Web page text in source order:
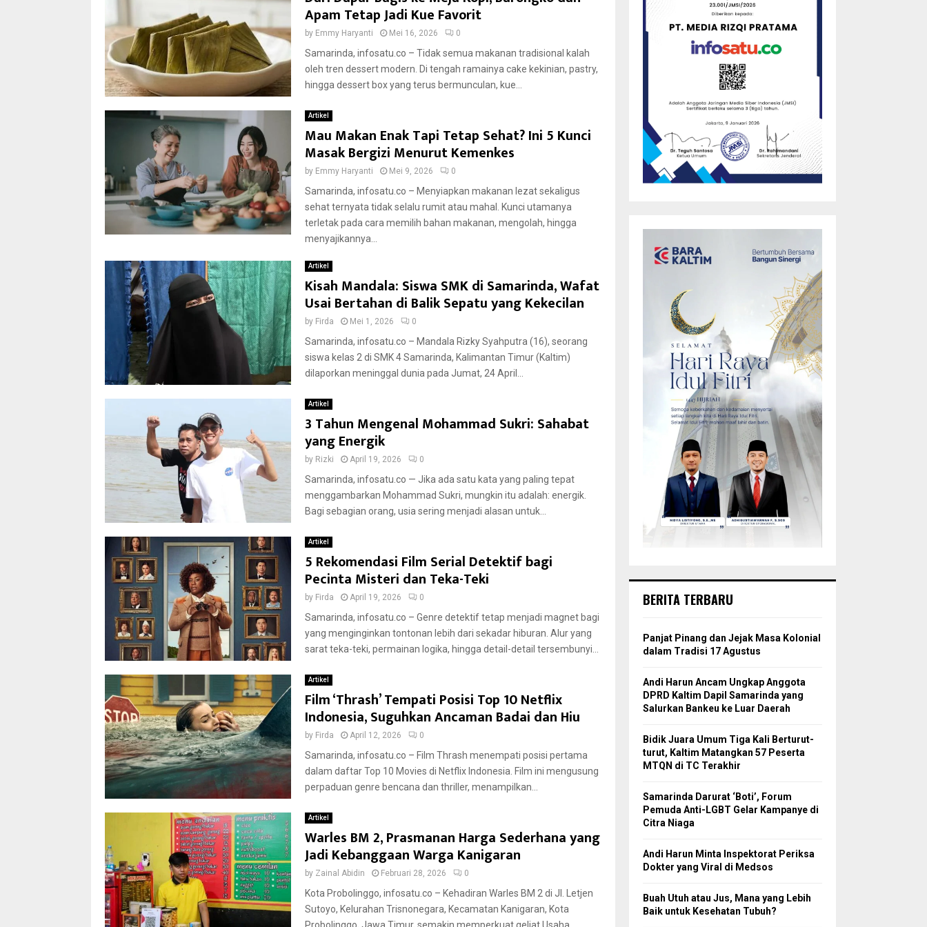
Apam Tetap Jadi Kue Favorit
by Emmy Haryanti Mei 16, 2026 0
Samarinda, infosatu.co – Tidak semua makanan tradisional kalah
oleh tren dessert modern. Di tengah ramainya cake kekinian, pastry,
hingga dessert box yang terus bermunculan, kue...
Artikel
Mau Makan Enak Tapi Tetap Sehat? Ini 5 Kunci
Masak Bergizi Menurut Kemenkes
by Emmy Haryanti Mei 9, 2026 0
Samarinda, infosatu.co – Menyiapkan makanan lezat sekaligus
sehat ternyata tidak selalu rumit atau mahal. Kunci utamanya
terletak pada cara memilih bahan makanan, mengolah, hingga
menyajikannya...
Artikel
Kisah Mandala: Siswa SMK di Samarinda, Wafat
Usai Bertahan di Balik Sepatu yang Kekecilan
by Firda Mei 1, 2026 0
Samarinda, infosatu.co – Mandala Rizky Syahputra (16), seorang
siswa kelas 2 di SMK 4 Samarinda, Kalimantan Timur (Kaltim)
dilaporkan meninggal dunia pada Jumat, 24 April...
Artikel
3 Tahun Mengenal Mohammad Sukri: Sahabat
yang Energik
by Rizki April 19, 2026 0
Samarinda, infosatu.co — Jika ada satu kata yang paling tepat
menggambarkan Mohammad Sukri, mungkin itu adalah: energik.
Bagi sebagian orang, usia sering menjadi alasan untuk...
Artikel
5 Rekomendasi Film Serial Detektif bagi
Pecinta Misteri dan Teka-Teki
by Firda April 19, 2026 0
Samarinda, infosatu.co – Genre detektif tetap menjadi magnet bagi
yang menginginkan tontonan lebih dari sekadar hiburan. Alur yang
sarat teka-teki, permainan logika, hingga detail-detail tersembunyi...
Artikel
Film ‘Thrash’ Tempati Posisi Top 10 Netflix
Indonesia, Suguhkan Ancaman Badai dan Hiu
by Firda April 12, 2026 0
Samarinda, infosatu.co – Film Thrash menempati posisi pertama
dalam daftar Top 10 Movies di Netflix Indonesia. Film ini mengusung
perpaduan genre bencana dan thriller, menampilkan...
Artikel
Warles BM 2, Prasmanan Harga Sederhana yang
Jadi Kebanggaan Warga Kanigaran
by Zainal Abidin Februari 28, 2026 0
Kota Probolinggo, infosatu.co – Kehadiran Warles BM 2 di Jl. Letjen
Sutoyo, Kelurahan Trisnonegara, Kecamatan Kanigaran, Kota
BERITA TERBARU
Panjat Pinang dan Jejak Masa Kolonial
dalam Tradisi 17 Agustus
Andi Harun Ancam Ungkap Anggota
DPRD Kaltim Dapil Samarinda yang
Salurkan Bankeu ke Luar Daerah
Bidik Juara Umum Tiga Kali Berturut-
turut, Kaltim Matangkan 57 Peserta
MTQN di TC Terakhir
Samarinda Darurat ‘Boti’, Forum
Pemuda Anti-LGBT Gelar Kampanye di
Citra Niaga
Andi Harun Minta Inspektorat Periksa
Dokter yang Viral di Medsos
Buah Utuh atau Jus, Mana yang Lebih
Baik untuk Kesehatan Tubuh?